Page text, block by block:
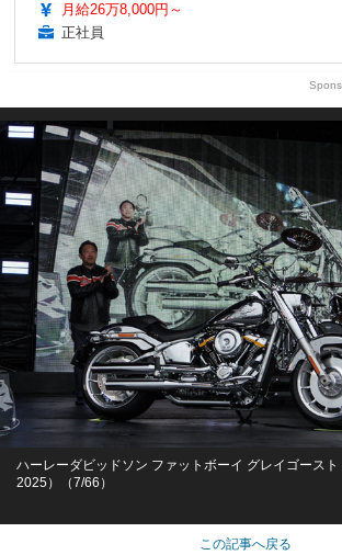
月給26万8,000円～
正社員
ハーレーダビッドソン ファットボーイ グレイゴース
2025）（7/66）
この記事へ戻る